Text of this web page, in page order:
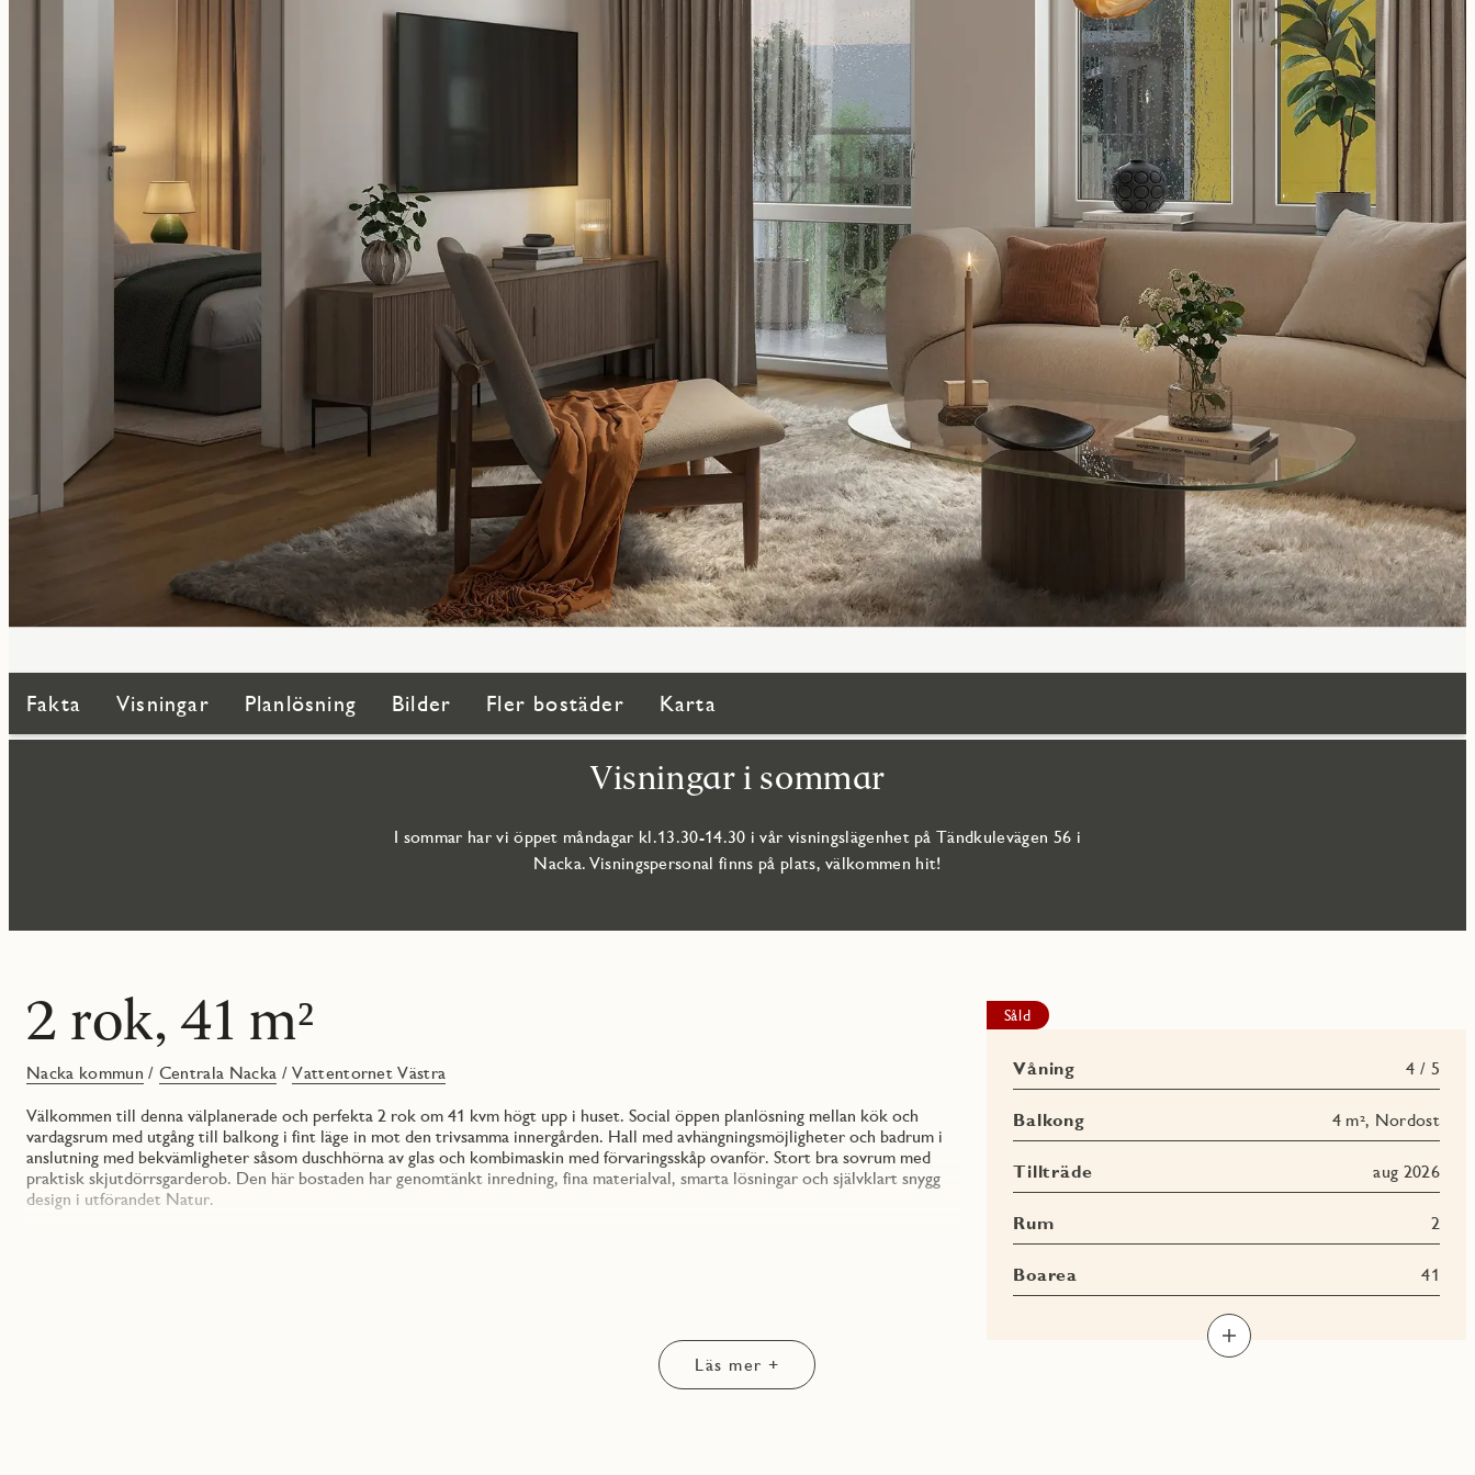
Fakta Visningar Planlösning Bilder Fler bostäder Karta
Visningar i sommar
I sommar har vi öppet måndagar kl.13.30-14.30 i vår visningslägenhet på Tändkulevägen 56 i
Nacka. Visningspersonal finns på plats, välkommen hit!
2 rok, 41 m²
Nacka kommun / Centrala Nacka /Vattentornet Västra
Välkommen till denna välplanerade och perfekta 2 rok om 41 kvm högt upp i huset. Social öppen planlösning mellan kök och
vardagsrum med utgång till balkong i fint läge in mot den trivsamma innergården. Hall med avhängningsmöjligheter och badrum i
anslutning med bekvämligheter såsom duschhörna av glas och kombimaskin med förvaringsskåp ovanför. Stort bra sovrum med
praktisk skjutdörrsgarderob. Den här bostaden har genomtänkt inredning, fina materialval, smarta lösningar och självklart snygg
design i utförandet Natur.
stilren och medveten känsla. Rostfria handtag på bänk- och högskåp. Under väggskåpen sitter en LED-list som ger ett bra och
energisnålt arbetsljus. Rostfria vitvaror och integrerad diskmaskin för ett enhetligt intryck samt vitmålade väggar överallt.
Såld
Våning 4 / 5
Balkong 4 m², Nordost
Tillträde aug 2026
Rum 2
Boarea 41
Läs mer +